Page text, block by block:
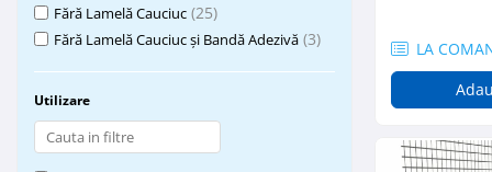
Etanșare Străpungeri
Vată Minerală
Vată Bazaltică
Polistiren Expandat & Extrudat
Fără Lamelă Cauciuc (25)
Fără Lamelă Cauciuc și Bandă Adezivă (3)
Utilizare
LA